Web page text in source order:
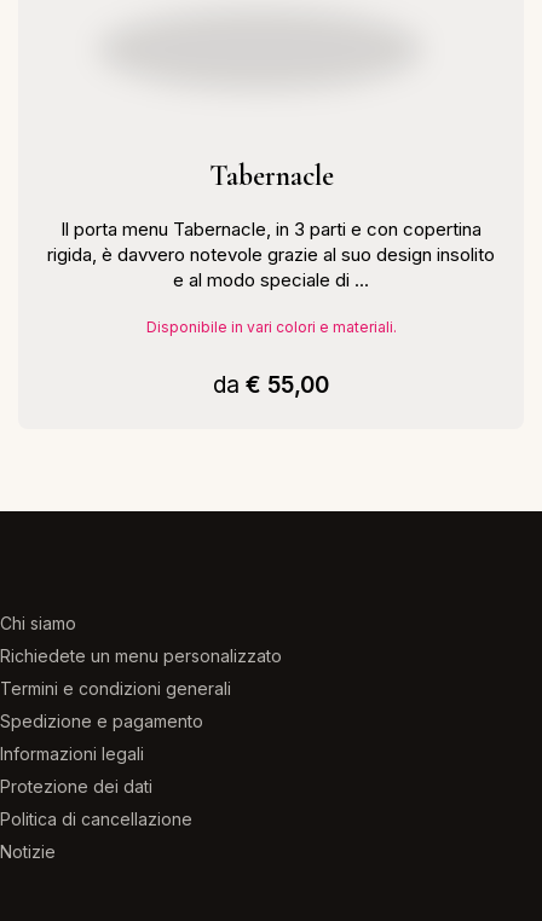
Tabernacle
Il porta menu Tabernacle, in 3 parti e con copertina
rigida, è davvero notevole grazie al suo design insolito
e al modo speciale di ...
Disponibile in vari colori e materiali.
da € 55,00
Chi siamo
Richiedete un menu personalizzato
Termini e condizioni generali
Spedizione e pagamento
Informazioni legali
Protezione dei dati
Politica di cancellazione
Notizie